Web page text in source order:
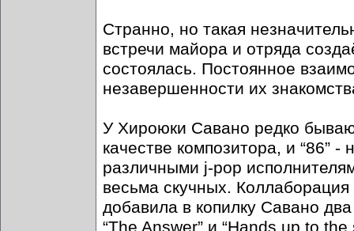
Странно, но такая
встречи майора и отряда
состоялась. Постоянное
незавершенности их
У Хироюки Савано редко
качестве композитора, и “86”
различными j-pop
весьма скучных.
добавила в копилку Савано
“The Answer” и “Hands up to the